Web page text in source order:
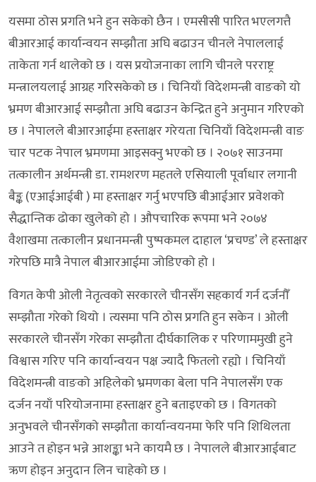
यसमा ठोस प्रगति भने हुन सकेको छैन । एमसीसी पारित भएलगत्तै
बीआरआई कार्यान्वयन सम्झौता अघि बढाउन चीनले नेपाललाई
ताकेता गर्न थालेको छ । यस प्रयोजनाका लागि चीनले परराष्ट्र
मन्त्रालयलाई आग्रह गरिसकेको छ । चिनियाँ विदेशमन्त्री वाङको यो
भ्रमण बीआरआई सम्झौता अघि बढाउन केन्द्रित हुने अनुमान गरिएको
छ । नेपालले बीआरआईमा हस्ताक्षर गरेयता चिनियाँ विदेशमन्त्री वाङ
चार पटक नेपाल भ्रमणमा आइसक्नु भएको छ । २०७१ साउनमा
तत्कालीन अर्थमन्त्री डा. रामशरण महतले एसियाली पूर्वाधार लगानी
बैङ्क (एआईआईबी ) मा हस्ताक्षर गर्नु भएपछि बीआईआर प्रवेशको
सैद्धान्तिक ढोका खुलेको हो । औपचारिक रूपमा भने २०७४
वैशाखमा तत्कालीन प्रधानमन्त्री पुष्पकमल दाहाल ‘प्रचण्ड’ ले हस्ताक्षर
गरेपछि मात्रै नेपाल बीआरआईमा जोडिएको हो ।
विगत केपी ओली नेतृत्वको सरकारले चीनसँग सहकार्य गर्न दर्जनौँ
सम्झौता गरेको थियो । त्यसमा पनि ठोस प्रगति हुन सकेन । ओली
सरकारले चीनसँग गरेका सम्झौता दीर्घकालिक र परिणाममुखी हुने
विश्वास गरिए पनि कार्यान्वयन पक्ष ज्यादै फितलो रह्यो । चिनियाँ
विदेशमन्त्री वाङको अहिलेको भ्रमणका बेला पनि नेपालसँग एक
दर्जन नयाँ परियोजनामा हस्ताक्षर हुने बताइएको छ । विगतको
अनुभवले चीनसँगको सम्झौता कार्यान्वयनमा फेरि पनि शिथिलता
आउने त होइन भन्ने आशङ्का भने कायमै छ । नेपालले बीआरआईबाट
ऋण होइन अनुदान लिन चाहेको छ ।